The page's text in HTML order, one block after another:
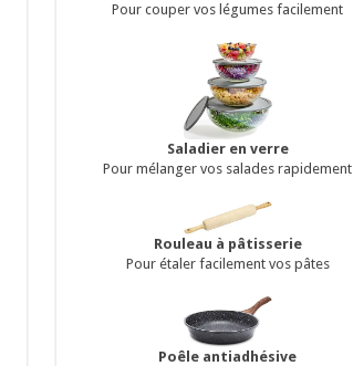
Pour couper vos légumes facilement
Saladier en verre
Pour mélanger vos salades rapidement
Rouleau à pâtisserie
Pour étaler facilement vos pâtes
Poêle antiadhésive